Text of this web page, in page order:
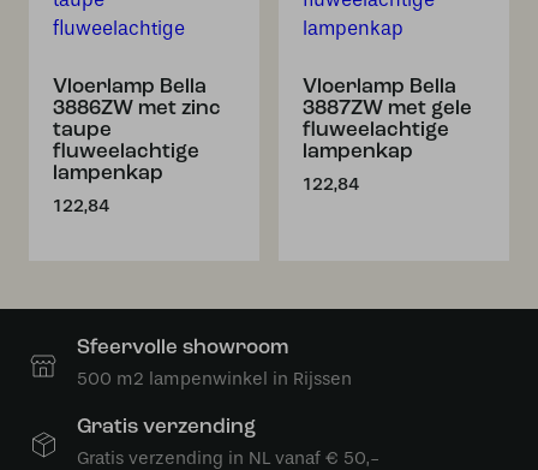
Vloerlamp Bella
3886ZW met zinc
taupe
fluweelachtige
lampenkap
122,84
Vloerlamp Bella
3887ZW met gele
fluweelachtige
lampenkap
122,84
Sfeervolle showroom
500 m2 lampenwinkel in Rijssen
Gratis verzending
Gratis verzending in NL vanaf € 50,-